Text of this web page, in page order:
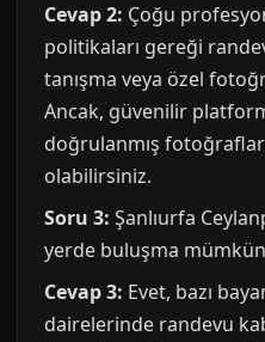
Cevap 2: Çoğu
politikaları gereği
tanışma veya özel
Ancak, güvenilir
doğrulanmış
olabilirsiniz.
Soru 3: Şanlıurfa
yerde buluşma
Cevap 3: Evet, bazı
dairelerinde randevu